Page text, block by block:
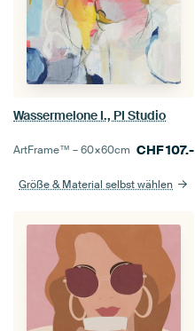
Wassermelone I., PI Studio
ArtFrame™ –60×60cm CHF107.-
Größe & Material selbst wählen